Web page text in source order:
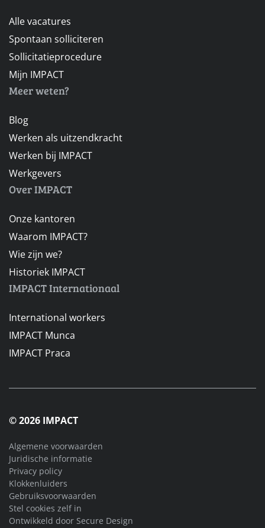
Alle vacatures
Spontaan solliciteren
Sollicitatieprocedure
Mijn IMPACT
Meer weten?
Blog
Werken als uitzendkracht
Werken bij IMPACT
Werkgevers
Over IMPACT
Onze kantoren
Waarom IMPACT?
Wie zijn we?
Historiek IMPACT
IMPACT Internationaal
International workers
IMPACT Munca
IMPACT Praca
© 2026 IMPACT
Algemene voorwaarden
Juridische informatie
Privacy policy
Klokkenluiders
Gebruiksvoorwaarden
Stel cookies zelf in
Ontwikkeld door Secure Design